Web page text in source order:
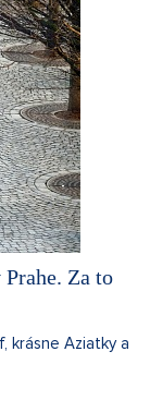
Za to
krásne Aziatky a